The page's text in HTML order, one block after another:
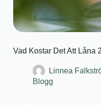
Vad Kostar Det Att Låna
Linnea
Blogg